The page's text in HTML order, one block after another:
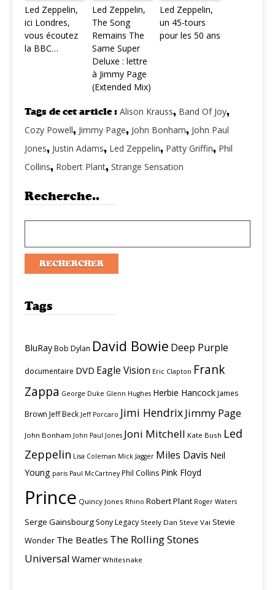
Led Zeppelin,
ici Londres,
vous écoutez
la BBC…
Led Zeppelin,
The Song
Remains The
Same Super
Deluxe : lettre
à Jimmy Page
(Extended Mix)
Led Zeppelin,
un 45-tours
pour les 50 ans
Tags de cet article : Alison Krauss, Band Of Joy,
Cozy Powell, Jimmy Page, John Bonham, John Paul
Jones, Justin Adams, Led Zeppelin, Patty Griffin, Phil
Collins, Robert Plant, Strange Sensation
Recherche..
Tags
BluRayBob Dylan David Bowie Deep Purple
documentaire DVD Eagle Vision Eric Clapton Frank
Zappa George Duke Glenn Hughes Herbie HancockJames
Brown Jeff Beck Jeff Porcaro Jimi HendrixJimmy Page
John Bonham John Paul Jones Joni Mitchell Kate Bush Led
Zeppelin Lisa Coleman Mick Jagger Miles Davis Neil
Young paris Paul McCartney Phil Collins Pink Floyd
Prince Quincy Jones Rhino Robert Plant Roger Waters
Serge Gainsbourg Sony Legacy Steely Dan Steve Vai Stevie
Wonder The Beatles The Rolling Stones
Universal Warner Whitesnake